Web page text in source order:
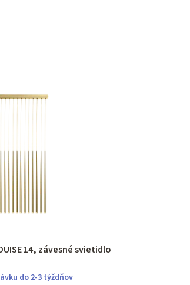
14, závesné svietidlo
do 2-3 týždňov